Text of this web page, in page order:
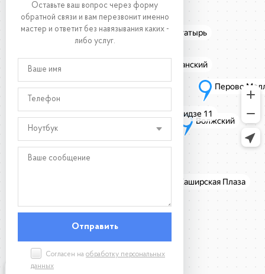
Оставьте ваш вопрос через форму
обратной связи и вам перезвонит именно
мастер и ответит без навязывания каких -
либо услуг.
Ноутбук
Согласен на обработку персональных
данных